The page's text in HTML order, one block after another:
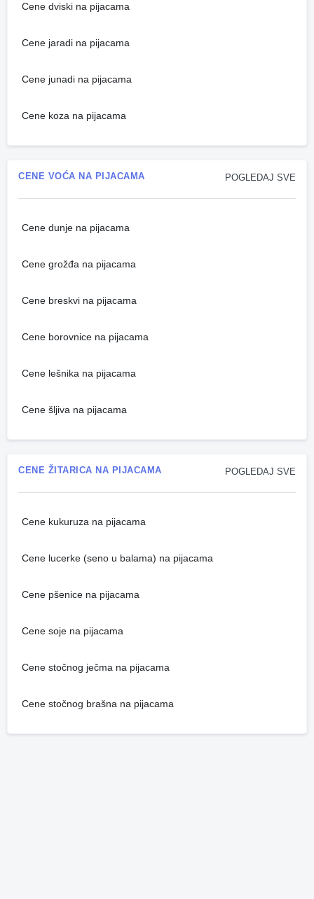
Cene dviski na pijacama
Cene jaradi na pijacama
Cene junadi na pijacama
Cene koza na pijacama
POGLEDAJ SVE
CENE VOĆA NA PIJACAMA
Cene dunje na pijacama
Cene grožđa na pijacama
Cene breskvi na pijacama
Cene borovnice na pijacama
Cene lešnika na pijacama
Cene šljiva na pijacama
POGLEDAJ SVE
CENE ŽITARICA NA PIJACAMA
Cene kukuruza na pijacama
Cene lucerke (seno u balama) na pijacama
Cene pšenice na pijacama
Cene soje na pijacama
Cene stočnog ječma na pijacama
Cene stočnog brašna na pijacama